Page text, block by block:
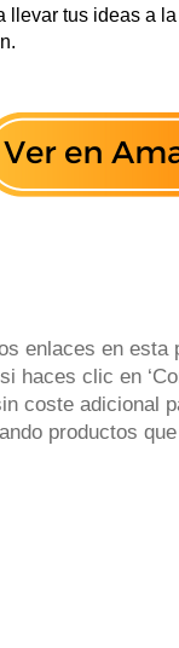
llevar tus ideas a
enlaces en esta
haces clic en
coste adicional
productos